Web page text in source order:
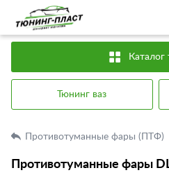
Каталог
Тюнинг ваз
Противотуманные фары (ПТФ)
Противотуманные фары